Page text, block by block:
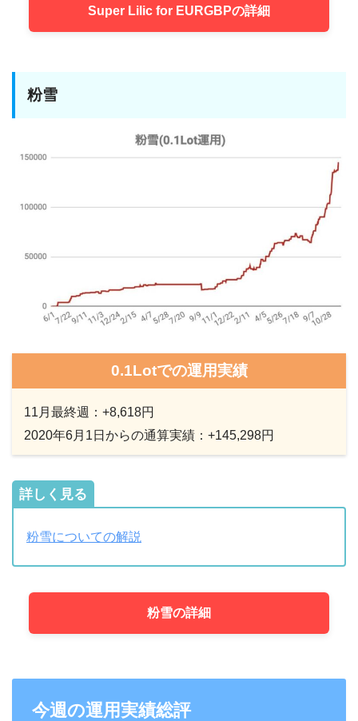
Super Lilic for EURGBPの詳細
粉雪
0.1Lotでの運用実績
11月最終週：+8,618円
2020年6月1日からの通算実績：+145,298円
詳しく見る
粉雪についての解説
粉雪の詳細
今週の運用実績総評